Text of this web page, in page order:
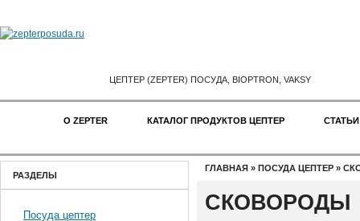
ЦЕПТЕР (ZEPTER) ПОСУДА, BIOPTRON, VAKSY
О ZEPTER КАТАЛОГ ПРОДУКТОВ ЦЕПТЕР СТАТЬИ
ГЛАВНАЯ » ПОСУДА ЦЕПТЕР »
СКОВОРОДЫ
РАЗДЕЛЫ
Посуда цептер